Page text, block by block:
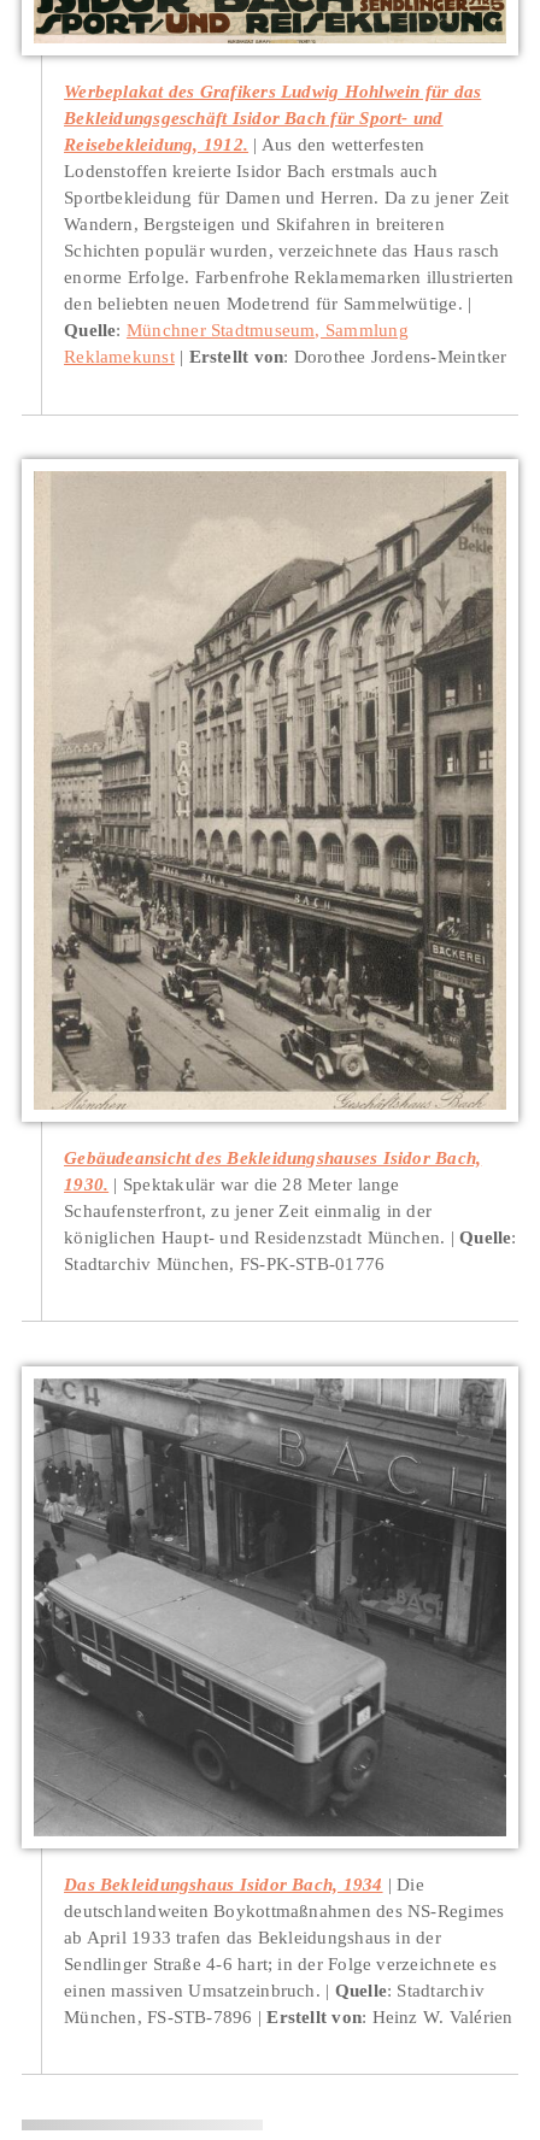
Werbeplakat des Grafikers Ludwig Hohlwein für das
Bekleidungsgeschäft Isidor Bach für Sport- und
Reisebekleidung, 1912.
Aus den wetterfesten
Lodenstoffen kreierte Isidor Bach erstmals auch
Sportbekleidung für Damen und Herren. Da zu jener Zeit
Wandern, Bergsteigen und Skifahren in breiteren
Schichten populär wurden, verzeichnete das Haus rasch
enorme Erfolge. Farbenfrohe Reklamemarken illustrierten
den beliebten neuen Modetrend für Sammelwütige.
Quelle: Münchner Stadtmuseum, Sammlung
Reklamekunst
Erstellt von: Dorothee Jordens-Meintker
Gebäudeansicht des Bekleidungshauses Isidor Bach,
1930.
Spektakulär war die 28 Meter lange
Schaufensterfront, zu jener Zeit einmalig in der
königlichen Haupt- und Residenzstadt München.
Quelle:
Stadtarchiv München, FS-PK-STB-01776
Das Bekleidungshaus Isidor Bach, 1934
Die
deutschlandweiten Boykottmaßnahmen des NS-Regimes
ab April 1933 trafen das Bekleidungshaus in der
Sendlinger Straße 4-6 hart; in der Folge verzeichnete es
einen massiven Umsatzeinbruch.
Quelle: Stadtarchiv
München, FS-STB-7896
Erstellt von: Heinz W. Valérien